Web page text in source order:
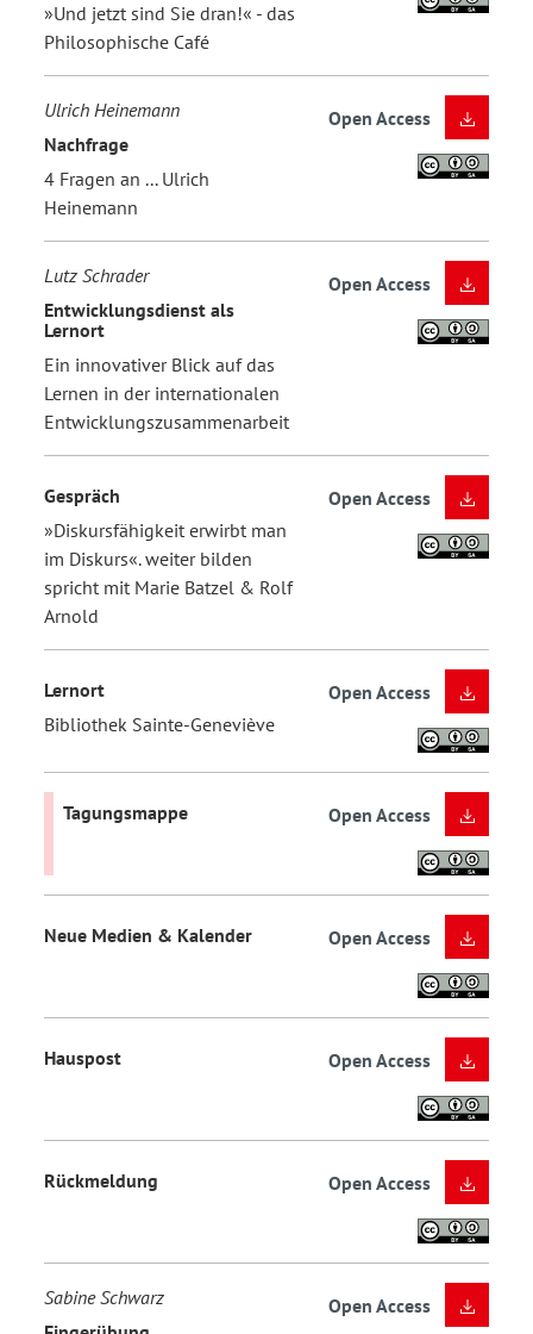
»Und jetzt sind Sie dran!« - das
Philosophische Café
Ulrich Heinemann
Nachfrage
4 Fragen an ... Ulrich
Heinemann
Open Access
Lutz Schrader
Entwicklungsdienst als
Lernort
Ein innovativer Blick auf das
Lernen in der internationalen
Entwicklungszusammenarbeit
Open Access
Gespräch
»Diskursfähigkeit erwirbt man
im Diskurs«. weiter bilden
spricht mit Marie Batzel & Rolf
Arnold
Open Access
Lernort
Bibliothek Sainte-Geneviève
Open Access
Tagungsmappe Open Access
Neue Medien & Kalender Open Access
Hauspost Open Access
Rückmeldung Open Access
Sabine Schwarz
Open Access